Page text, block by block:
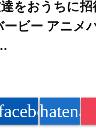
をおうちに招
ービー アニメ